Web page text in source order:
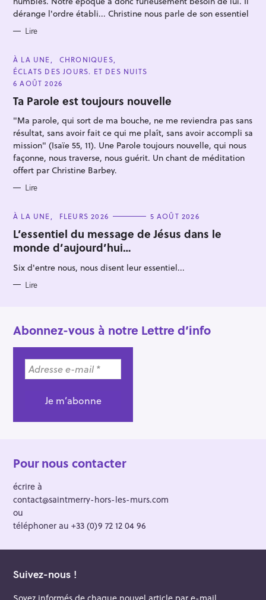
S
dérange l'ordre établi... Christine nous parle de son essentiel
Lire
C
A
T
E
O
R
E
À LA UNE
CHRONIQUES
ÉCLATS DES JOURS. ET DES NUITS
6 AOÛT 2026
Ta Parole est toujours nouvelle
"Ma parole, qui sort de ma bouche, ne me reviendra pas sans
résultat, sans avoir fait ce qui me plaît, sans avoir accompli sa
mission" (Isaïe 55, 11). Une Parole toujours nouvelle, qui nous
façonne, nous traverse, nous guérit. Un chant de méditation
offert par Christine Barbey.
Lire
C
T
E
G
O
I
S
À LA UNE FLEURS 2026 5 AOÛT 2026
L’essentiel du message de Jésus dans le
monde d’aujourd’hui…
Six d'entre nous, nous disent leur essentiel...
Lire
Abonnez-vous à notre Lettre d’info
Pour nous contacter
écrire à
contact@saintmerry-hors-les-murs.com
ou
téléphoner au +33 (0)9 72 12 04 96
Suivez-nous !